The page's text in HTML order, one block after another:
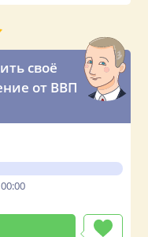
своё
от ВВП
00:00